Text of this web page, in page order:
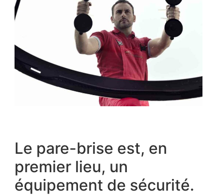
Le pare-brise est, en
premier lieu, un
équipement de sécurité.